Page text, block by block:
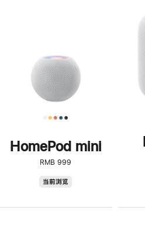
HomePod mini
RMB 999
当前浏览